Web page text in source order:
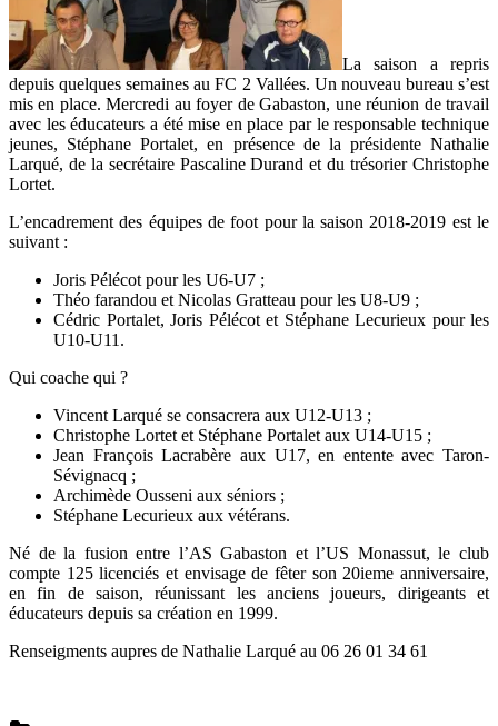
La saison a repris
depuis quelques semaines au FC 2 Vallées. Un nouveau bureau s’est
mis en place. Mercredi au foyer de Gabaston, une réunion de travail
avec les éducateurs a été mise en place par le responsable technique
jeunes, Stéphane Portalet, en présence de la présidente Nathalie
Larqué, de la secrétaire Pascaline Durand et du trésorier Christophe
Lortet.
L’encadrement des équipes de foot pour la saison 2018-2019 est le
suivant :
Joris Pélécot pour les U6-U7 ;
Théo farandou et Nicolas Gratteau pour les U8-U9 ;
Cédric Portalet, Joris Pélécot et Stéphane Lecurieux pour les
U10-U11.
Qui coache qui ?
Vincent Larqué se consacrera aux U12-U13 ;
Christophe Lortet et Stéphane Portalet aux U14-U15 ;
Jean François Lacrabère aux U17, en entente avec Taron-
Sévignacq ;
Archimède Ousseni aux séniors ;
Stéphane Lecurieux aux vétérans.
Né de la fusion entre l’AS Gabaston et l’US Monassut, le club
compte 125 licenciés et envisage de fêter son 20ieme anniversaire,
en fin de saison, réunissant les anciens joueurs, dirigeants et
éducateurs depuis sa création en 1999.
Renseigments aupres de Nathalie Larqué au 06 26 01 34 61